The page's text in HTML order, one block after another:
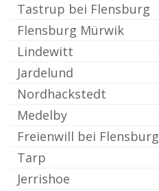
Tastrup bei Flensburg
Flensburg Mürwik
Lindewitt
Jardelund
Nordhackstedt
Medelby
Freienwill bei Flensburg
Tarp
Jerrishoe